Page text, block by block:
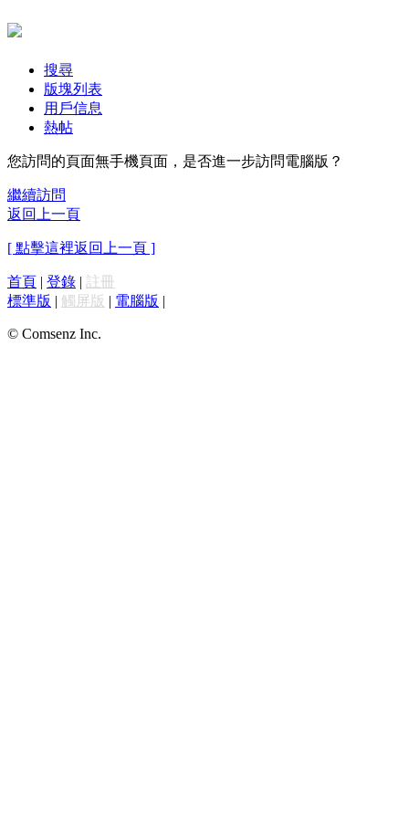
搜尋
版塊列表
用戶信息
熱帖
您訪問的頁面無手機頁面，是否進一步訪問電腦版？
繼續訪問
返回上一頁
[ 點擊這裡返回上一頁 ]
首頁 | 登錄 | 註冊
標準版 | 觸屏版 | 電腦版 |
© Comsenz Inc.